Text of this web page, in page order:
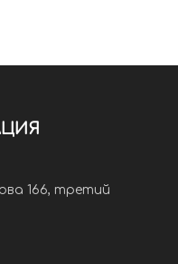
166, третий